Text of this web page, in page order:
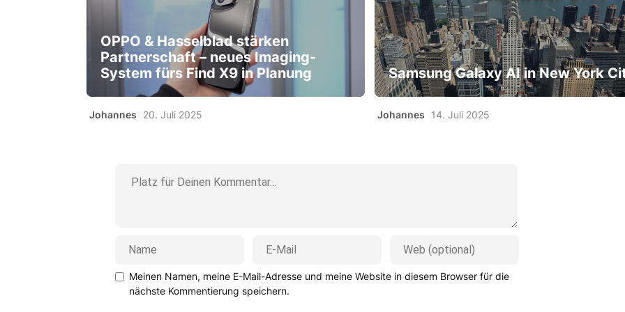
OPPO & Hasselblad stärken
Partnerschaft – neues Imaging-
System fürs Find X9 in Planung
Johannes 20. Juli 2025
Samsung Galaxy AI in New York
Johannes 14. Juli 2025
Meinen Namen, meine E-Mail-Adresse und meine Website in diesem Browser für die
nächste Kommentierung speichern.